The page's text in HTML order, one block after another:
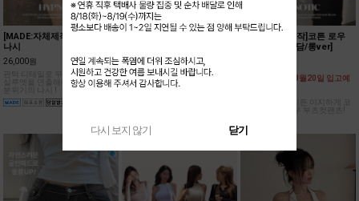
[MADE:자체제작]핀턱 반목
나시
26,000원
핀턱 디테일로 우아한 드레이프
실루엣을 연출해주는 여성스러운
분위기의 나시 !
19,800원
부드러운 모달 소재와 여리한 핏
이 매력적인 홀터 나시!
[MADE:자체제작]코튼 로우
부츠컷팬츠[아담/롱ver]
[원단 불량으로 8월20일 입고예
블랙 컬러로 어디든 이지하게 코
디 하기 좋은 로우 부츠컷팬츠!
다시 보지 않기 닫기